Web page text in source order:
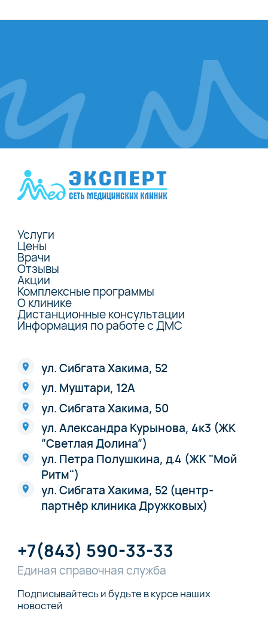
Услуги
Цены
Врачи
Отзывы
Акции
Комплексные программы
О клинике
Дистанционные консультации
Информация по работе с ДМС
ул. Сибгата Хакима, 52
ул. Муштари, 12А
ул. Сибгата Хакима, 50
ул. Александра Курынова, 4к3 (ЖК
“Светлая Долина“)
ул. Петра Полушкина, д.4 (ЖК "Мой
Ритм")
ул. Сибгата Хакима, 52 (центр-
партнёр клиника Дружковых)
+7(843) 590-33-33
Единая справочная служба
Подписывайтесь и будьте в курсе наших
новостей